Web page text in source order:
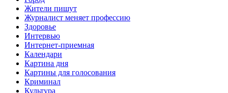
Жители пишут
Журналист меняет профессию
Здоровье
Интервью
Интернет-приемная
Календари
Картина дня
Картины для голосования
Криминал
Культура